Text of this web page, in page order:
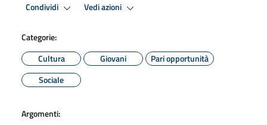
Condividi Vedi azioni
Categorie:
Cultura
Giovani
Pari opportunità
Sociale
Argomenti: